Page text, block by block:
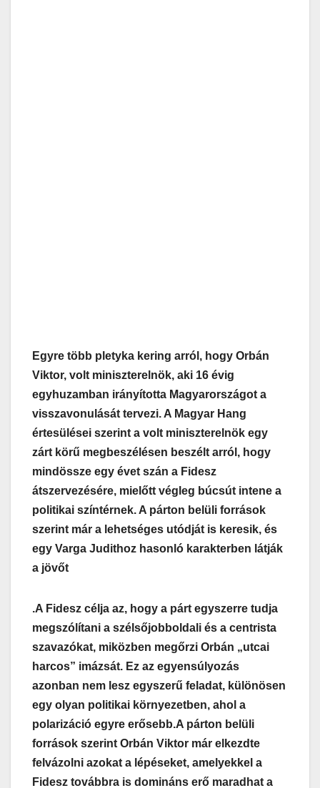
Egyre több pletyka kering arról, hogy Orbán
Viktor, volt miniszterelnök, aki 16 évig
egyhuzamban irányította Magyarországot a
visszavonulását tervezi. A Magyar Hang
értesülései szerint a volt miniszterelnök egy
zárt körű megbeszélésen beszélt arról, hogy
mindössze egy évet szán a Fidesz
átszervezésére, mielőtt végleg búcsút intene a
politikai színtérnek. A párton belüli források
szerint már a lehetséges utódját is keresik, és
egy Varga Judithoz hasonló karakterben látják
a jövőt
.A Fidesz célja az, hogy a párt egyszerre tudja
megszólítani a szélsőjobboldali és a centrista
szavazókat, miközben megőrzi Orbán „utcai
harcos” imázsát. Ez az egyensúlyozás
azonban nem lesz egyszerű feladat, különösen
egy olyan politikai környezetben, ahol a
polarizáció egyre erősebb.A párton belüli
források szerint Orbán Viktor már elkezdte
felvázolni azokat a lépéseket, amelyekkel a
Fidesz továbbra is domináns erő maradhat a